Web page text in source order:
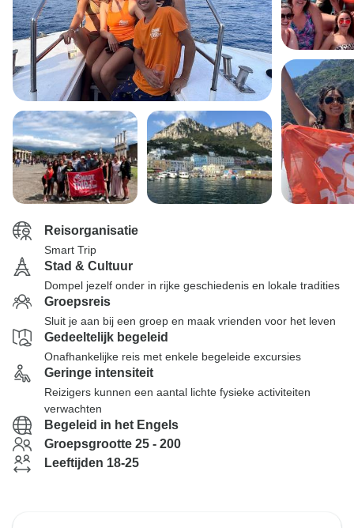
Reisorganisatie
Smart Trip
Stad & Cultuur
Dompel jezelf onder in rijke geschiedenis en lokale tradities
Groepsreis
Sluit je aan bij een groep en maak vrienden voor het leven
Gedeeltelijk begeleid
Onafhankelijke reis met enkele begeleide excursies
Geringe intensiteit
Reizigers kunnen een aantal lichte fysieke activiteiten
verwachten
Begeleid in het Engels
Groepsgrootte 25 - 200
Leeftijden 18-25